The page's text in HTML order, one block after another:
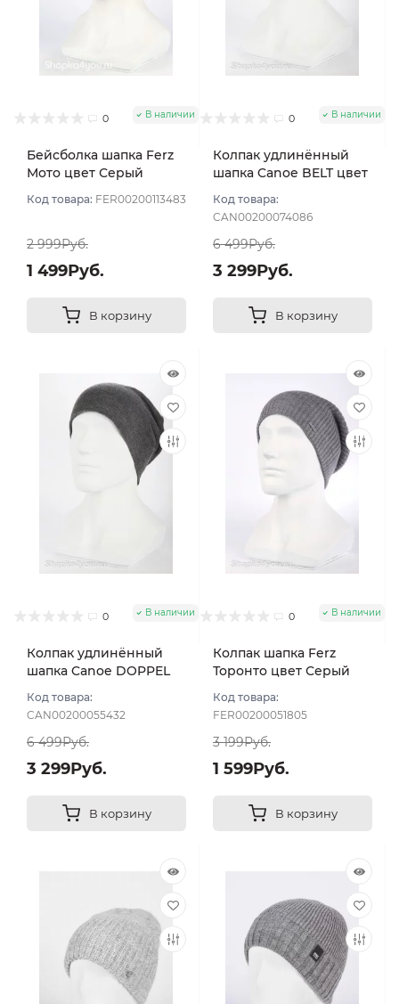
0 В наличии
Бейсболка шапка Ferz
Мото цвет Серый
Код товара: FER00200113483
2 999Руб.
1 499Руб.
В корзину
0 В наличии
Колпак удлинённый
шапка Canoe BELT цвет
Код товара:
CAN00200074086
6 499Руб.
3 299Руб.
В корзину
0 В наличии
Колпак удлинённый
шапка Canoe DOPPEL
Код товара:
CAN00200055432
6 499Руб.
3 299Руб.
В корзину
0 В наличии
Колпак шапка Ferz
Торонто цвет Серый
Код товара:
FER00200051805
3 199Руб.
1 599Руб.
В корзину